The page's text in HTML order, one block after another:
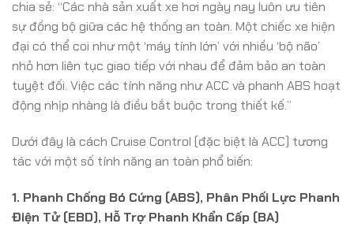
chia sẻ: “Các nhà sản xuất xe hơi ngày nay luôn ưu tiên
sự đồng bộ giữa các hệ thống an toàn. Một chiếc xe hiện
đại có thể coi như một ‘máy tính lớn’ với nhiều ‘bộ não’
nhỏ hơn liên tục giao tiếp với nhau để đảm bảo an toàn
tuyệt đối. Việc các tính năng như ACC và phanh ABS hoạt
động nhịp nhàng là điều bắt buộc trong thiết kế.”
Dưới đây là cách Cruise Control (đặc biệt là ACC) tương
tác với một số tính năng an toàn phổ biến:
1. Phanh Chống Bó Cứng (ABS), Phân Phối Lực Phanh
Điện Tử (EBD), Hỗ Trợ Phanh Khẩn Cấp (BA)